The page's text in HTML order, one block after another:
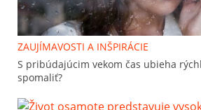
ZAUJÍMAVOSTI A INŠPIRÁCIE
S pribúdajúcim vekom čas ubieha
spomaliť?